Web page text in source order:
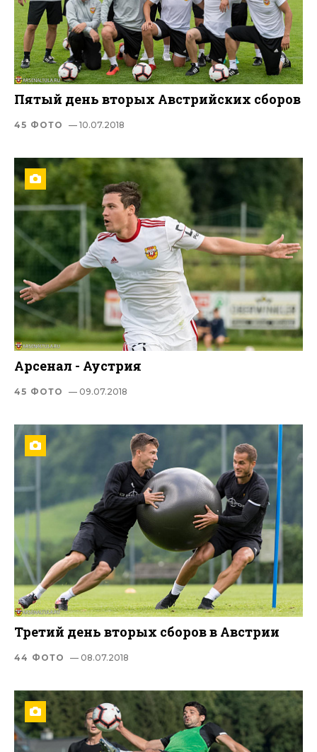
Пятый день вторых Австрийских сборов
45 ФОТО — 10.07.2018
Арсенал - Аустрия
45 ФОТО — 09.07.2018
Третий день вторых сборов в Австрии
44 ФОТО — 08.07.2018